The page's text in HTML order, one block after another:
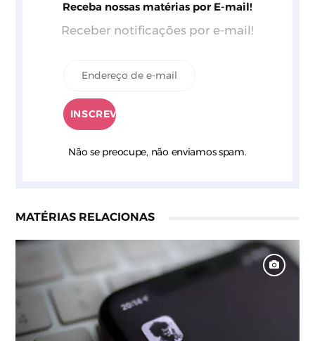
Receba nossas matérias por E-mail!
Receber notificações por e-mail!
Não se preocupe, não enviamos spam.
MATÉRIAS RELACIONAS